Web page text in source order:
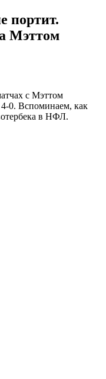
портит.
Мэттом
с Мэттом
4-0. Вспоминаем, как
в НФЛ.